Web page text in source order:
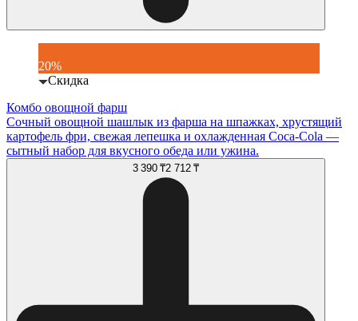
20%
Скидка
Комбо овощной фарш
Сочный овощной шашлык из фарша на шпажках, хрустящий
картофель фри, свежая лепешка и охлажденная Coca-Cola —
сытный набор для вкусного обеда или ужина.
3 390 ₸2 712 ₸